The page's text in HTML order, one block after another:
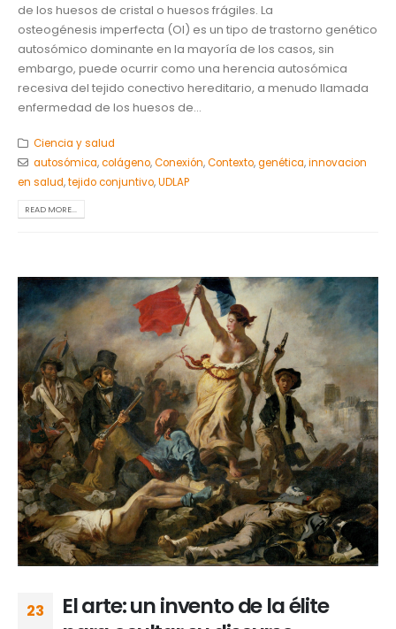
de los huesos de cristal o huesos frágiles. La
osteogénesis imperfecta (OI) es un tipo de trastorno genético
autosómico dominante en la mayoría de los casos, sin
embargo, puede ocurrir como una herencia autosómica
recesiva del tejido conectivo hereditario, a menudo llamada
enfermedad de los huesos de...
Ciencia y salud
autosómica,colágeno,Conexión,Contexto,genética,innovacion
en salud,tejido conjuntivo,UDLAP
READ MORE...
23
El arte: un invento de la élite